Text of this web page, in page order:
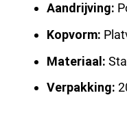
Aandrijving:
Kopvorm:
Materiaal:
Verpakking: